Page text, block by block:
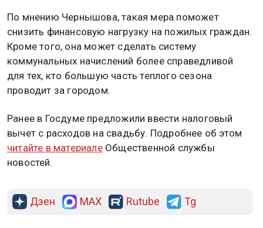
По мнению Чернышова, такая мера поможет
снизить финансовую нагрузку на пожилых граждан.
Кроме того, она может сделать систему
коммунальных начислений более справедливой
для тех, кто большую часть теплого сезона
проводит за городом.
Ранее в Госдуме предложили ввести налоговый
вычет с расходов на свадьбу. Подробнее об этом
читайте в материалеОбщественной службы
новостей.
Дзен MAX Rutube Tg